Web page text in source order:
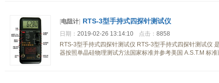
[电阻计] RTS-3型手持式四探针测试仪
日期： 2019-02-26 13:14:10 点击： 8858
RTS-3型手持式四探针测试仪 RTS-3型手持式四探针测试仪
器按照单晶硅物理测试方法国家标准并参考美国 A.S.T.M 标